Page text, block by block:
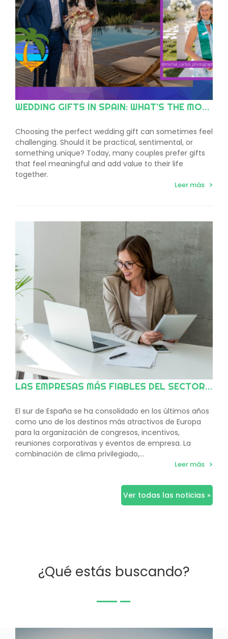
WEDDING GIFTS IN SPAIN: WHAT’S THE MODERN TREND?
Choosing the perfect wedding gift can sometimes feel
challenging. Should it be practical, sentimental, or
something unique? Today, many couples prefer gifts
that feel meaningful and add value to their life
together.
Leer más
LAS EMPRESAS MÁS FIABLES DEL SECTOR MICE EN EL SUR DE ESPAÑA SEGÚN EVENT PLANNER SPAIN
El sur de España se ha consolidado en los últimos años
como uno de los destinos más atractivos de Europa
para la organización de congresos, incentivos,
reuniones corporativas y eventos de empresa. La
combinación de clima privilegiado,...
Leer más
Ver todas las noticias »
¿Qué estás buscando?